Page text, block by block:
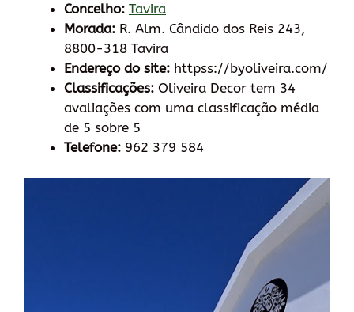
Concelho: Tavira
Morada: R. Alm. Cândido dos Reis 243,
8800-318 Tavira
Endereço do site: httpss://byoliveira.com/
Classificações: Oliveira Decor tem 34
avaliações com uma classificação média
de 5 sobre 5
Telefone: 962 379 584